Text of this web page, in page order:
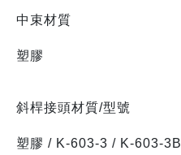
中束材質
塑膠
斜桿接頭材質/型號
塑膠 / K-603-3 / K-603-3B